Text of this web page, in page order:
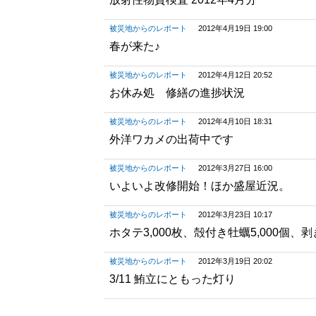
被災地からのレポート 2012年4月19日 19:00
春が来た♪
被災地からのレポート 2012年4月12日 20:52
お休み処 修繕の進捗状況
被災地からのレポート 2012年4月10日 18:31
外洋ワカメの出荷中です
被災地からのレポート 2012年3月27日 16:00
いよいよ改修開始！ほか盛屋近況。
被災地からのレポート 2012年3月23日 10:17
ホタテ3,000枚、殻付き牡蠣5,000個、剥
被災地からのレポート 2012年3月19日 20:02
3/11 鮪立にともった灯り